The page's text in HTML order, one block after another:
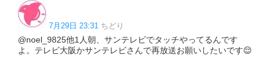
7月29日 23:31 ちどり
@noel_9825他1人朝、サンテレビでタッチやってるんです
よ。テレビ大阪かサンテレビさんで再放送お願いしたいです😌